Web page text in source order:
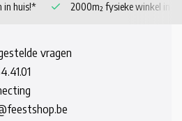
in huis!* 2000m² fysieke winkel in
vragen